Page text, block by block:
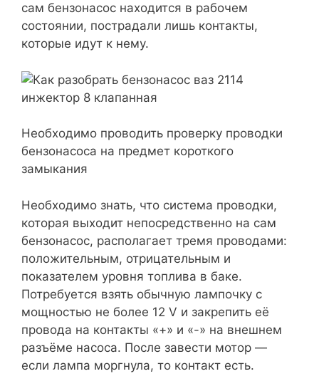
сам бензонасос находится в рабочем
состоянии, пострадали лишь контакты,
которые идут к нему.
Необходимо проводить проверку проводки
бензонасоса на предмет короткого
замыкания
Необходимо знать, что система проводки,
которая выходит непосредственно на сам
бензонасос, располагает тремя проводами:
положительным, отрицательным и
показателем уровня топлива в баке.
Потребуется взять обычную лампочку с
мощностью не более 12 V и закрепить её
провода на контакты «+» и «-» на внешнем
разъёме насоса. После завести мотор —
если лампа моргнула, то контакт есть.